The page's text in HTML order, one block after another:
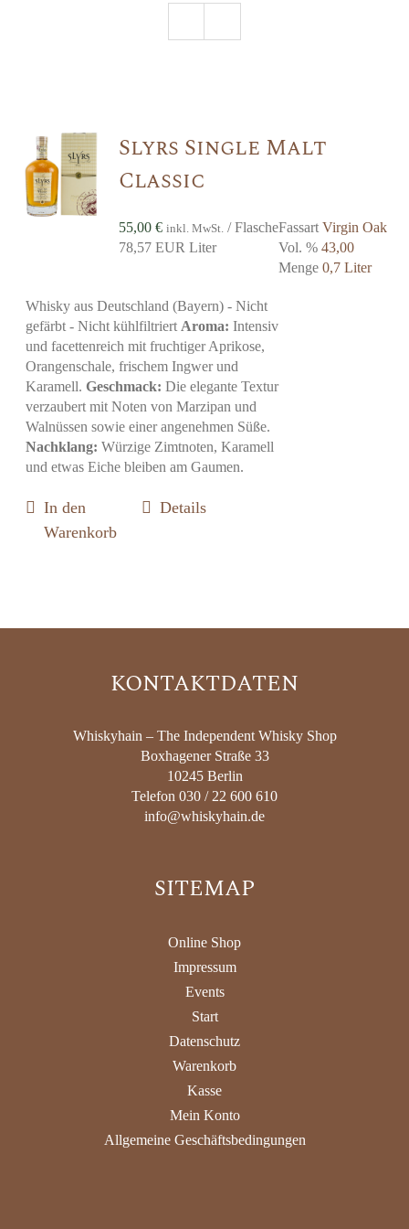
Slyrs Single Malt
Classic
55,00€ inkl. MwSt. / Flasche
78,57 EUR Liter
FassartVirgin Oak
Vol. %43,00
Menge0,7 Liter
Whisky aus Deutschland (Bayern) - Nicht
gefärbt - Nicht kühlfiltriert Aroma: Intensiv
und facettenreich mit fruchtiger Aprikose,
Orangenschale, frischem Ingwer und
Karamell.Geschmack: Die elegante Textur
verzaubert mit Noten von Marzipan und
Walnüssen sowie einer angenehmen Süße.
Nachklang: Würzige Zimtnoten, Karamell
und etwas Eiche bleiben am Gaumen.
In den
Warenkorb
Details
KONTAKTDATEN
Whiskyhain – The Independent Whisky Shop
Boxhagener Straße 33
10245 Berlin
Telefon 030 / 22 600 610
info@whiskyhain.de
SITEMAP
Online Shop
Impressum
Events
Start
Datenschutz
Warenkorb
Kasse
Mein Konto
Allgemeine Geschäftsbedingungen